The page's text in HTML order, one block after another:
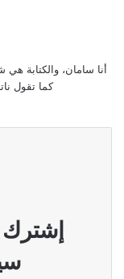
أنا سامان، والكتابة
كما تقول
إشترك